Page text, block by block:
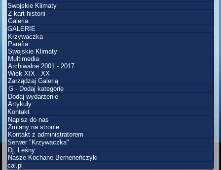
Swojskie Klimaty
Z kart historii
Galeria
GALERIE
Krzywaczka
Parafia
Swojskie Klimaty
Multimedia
Archiwalne 2001 - 2017
Wiek XIX - XX
Zarządzaj Galerią
G - Dodaj kategorię
Dodaj wydarzenie
Artykuły
Kontakt
Napisz do nas
Zmiany na stronie
Kontakt z administratorem
Serwer "Krzywaczka"
Dj. Leśny
Nasze Kochane Berneneńczyki
cal.pl